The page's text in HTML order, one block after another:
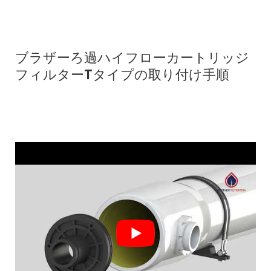
ブラザーろ過ハイフローカートリッジ
フィルターTタイプの取り付け手順